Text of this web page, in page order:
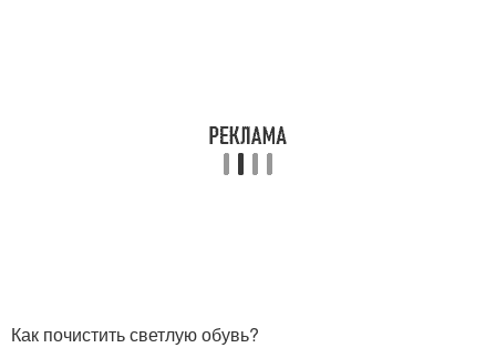
Как почистить светлую обувь?